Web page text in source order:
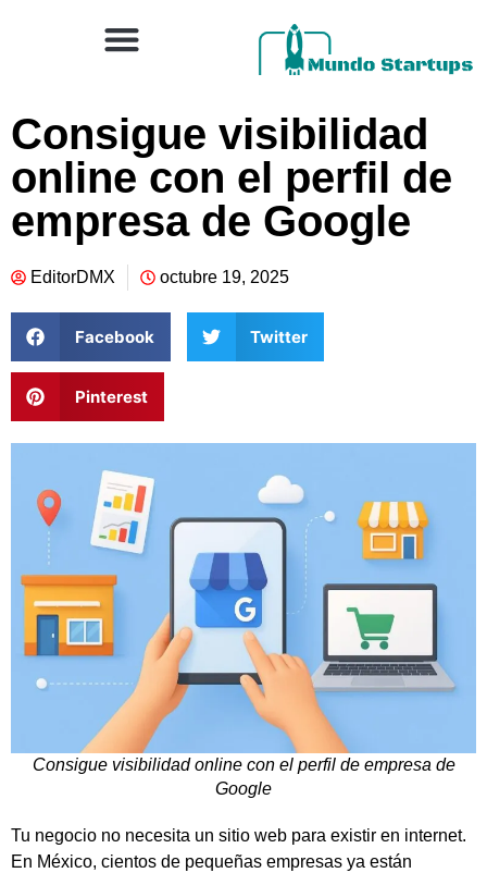
Consigue visibilidad
online con el perfil de
empresa de Google
EditorDMX octubre 19, 2025
Facebook Twitter
Pinterest
Consigue visibilidad online con el perfil de empresa de
Google
Tu negocio no necesita un sitio web para existir en internet.
En México, cientos de pequeñas empresas ya están